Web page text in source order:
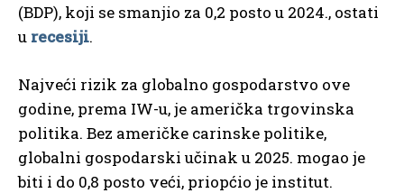
(BDP), koji se smanjio za 0,2 posto u 2024., ostati
u recesiji.
Najveći rizik za globalno gospodarstvo ove
godine, prema IW-u, je američka trgovinska
politika. Bez američke carinske politike,
globalni gospodarski učinak u 2025. mogao je
biti i do 0,8 posto veći, priopćio je institut.